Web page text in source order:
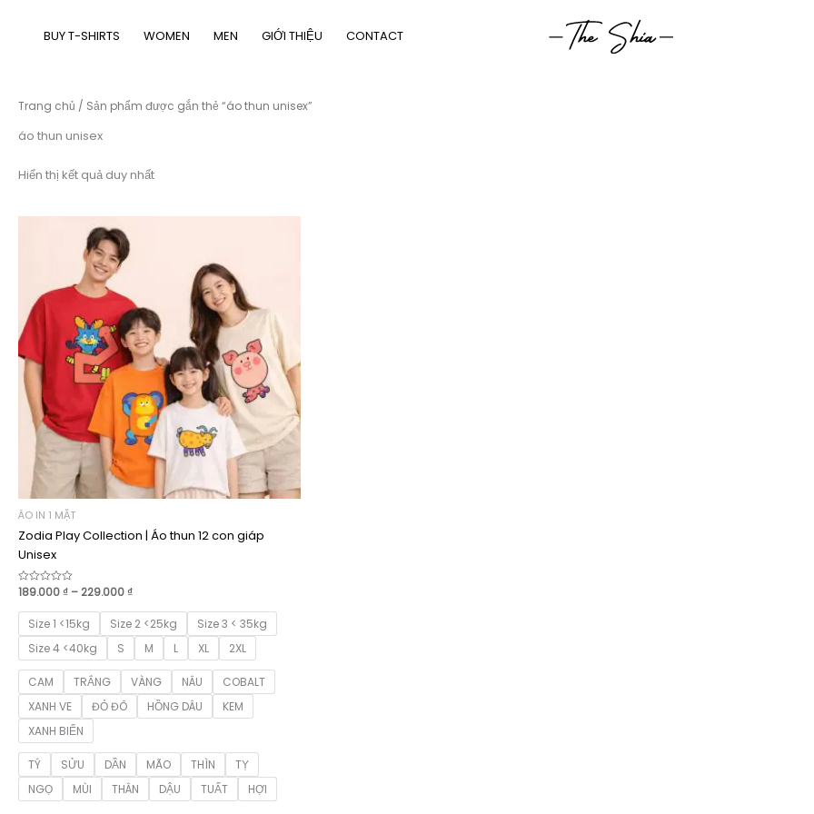
BUY T-SHIRTS WOMEN MEN GIỚI THIỆU CONTACT
Trang chủ / Sản phẩm được gắn thẻ “áo thun unisex”
áo thun unisex
Hiển thị kết quả duy nhất
ÁO IN 1 MẶT
Zodia Play Collection | Áo thun 12 con giáp
Unisex
Được
hạng
189.000₫ – 229.000₫Khoảng
từ
189.000 ₫
đến
229.000 ₫
Size 1 <15kg Size 2 <25kg
Size 3 < 35kg
Size 4 <40kg
S M L XL 2XL
CAM TRẮNG VÀNG NÂU
COBALT
XANH VE
ĐỎ ĐÔ HỒNG DÂU
KEM
XANH BIỂN
TÝ SỬU DẦN MÃO THÌN
TỴ
NGỌ
MÙI THÂN DẬU TUẤT HỢI